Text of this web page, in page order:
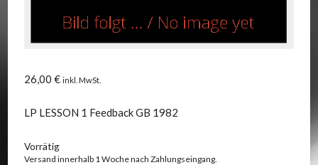
26,00 € inkl. MwSt.
LP LESSON 1 Feedback GB 1982
Vorrätig
Versand innerhalb 1 Woche nach Zahlungseingang.